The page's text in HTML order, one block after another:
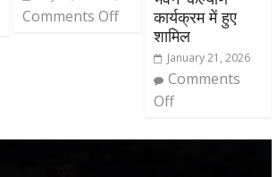
Comments Off
कार्यक्रम में हुए
शामिल
January 21, 2026
Comments
Off